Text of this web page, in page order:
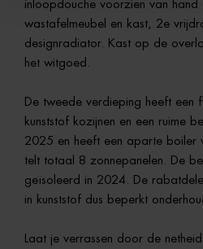
inloopdouche voorzien van hand
wastafelmeubel en kast, 2e
designradiator. Kast op de
het witgoed.
De tweede verdieping heeft een
kunststof kozijnen en een ruime
2025 en heeft een aparte boiler
telt totaal 8 zonnepanelen. De
geïsoleerd in 2024. De
in kunststof dus beperkt
Laat je verrassen door de